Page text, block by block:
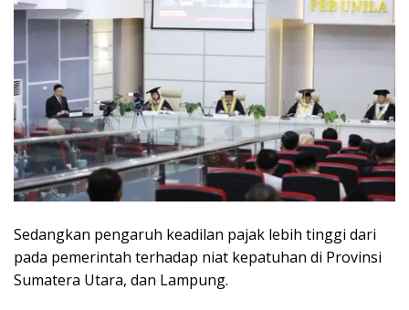
Sedangkan pengaruh keadilan pajak lebih tinggi dari
pada pemerintah terhadap niat kepatuhan di Provinsi
Sumatera Utara, dan Lampung.